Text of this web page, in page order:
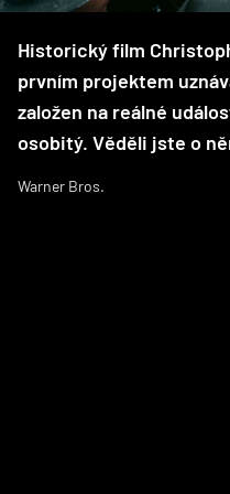
Historický film
prvním projektem
založen na reálné
osobitý. Věděli jste o
Warner Bros.